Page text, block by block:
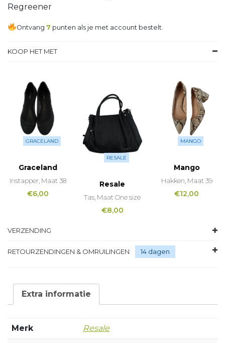
Regreener
Ontvang 7 punten als je met account bestelt.
KOOP HET MET
GRACELAND
Graceland
Instapper, Maat 38
€6,00
RESALE
Resale
Tas, Maat One size
€8,00
MANGO
Mango
Hakken, Maat 39
€12,00
VERZENDING
RETOURZENDINGEN & OMRUILINGEN 14 dagen
Extra informatie
Merk Resale